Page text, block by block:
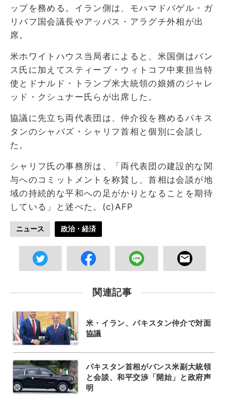
ップを務める。イラン側は、モハマドバゲル・ガ
リバフ国会議長やアッバス・アラグチ外相が出
席。
米ホワイトハウス当局者によると、米国側はバン
ス氏に加えてスティーブ・ウィトコフ中東担当特
使とドナルド・トランプ米大統領の娘婿のジャレ
ッド・クシュナー氏らが出席した。
協議に先立ち両代表団は、仲介役を務めるパキス
タンのシャバズ・シャリフ首相と個別に会談し
た。
シャリフ氏の事務所は、「両代表団の建設的な関
与へのコミットメントを称賛し、首相は会談が地
域の持続的な平和への足がかりとなることを期待
している」と述べた。(c)AFP
ニュース 政治・経済
関連記事
米・イラン、パキスタン仲介で対面
協議
パキスタン首相がバンス米副大統領
と会談、和平交渉「開始」と政府声
明